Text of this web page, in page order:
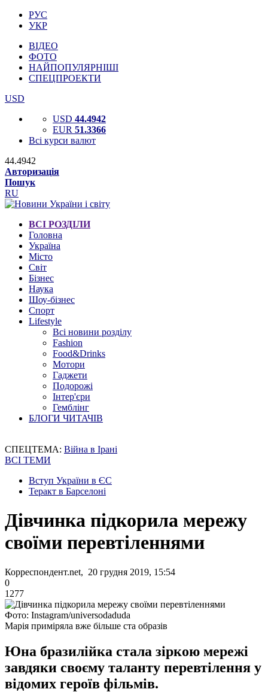
РУС
УКР
ВІДЕО
ФОТО
НАЙПОПУЛЯРНІШІ
СПЕЦПРОЕКТИ
USD
USD 44.4942
EUR 51.3366
Всі курси валют
44.4942
Авторизація
Пошук
RU
ВСІ РОЗДІЛИ
Головна
Україна
Місто
Світ
Бізнес
Наука
Шоу-бізнес
Спорт
Lifestyle
Всі новини розділу
Fashion
Food&Drinks
Мотори
Гаджети
Подорожі
Інтер'єри
Гемблінг
БЛОГИ ЧИТАЧІВ
СПЕЦТЕМА: Війна в Ірані
ВСІ ТЕМИ
Вступ України в ЄС
Теракт в Барселоні
Дівчинка підкорила мережу
своїми перевтіленнями
Корреспондент.net, 20 грудня 2019, 15:54
0
1277
Фото: Instagram/universodaduda
Марія приміряла вже більше ста образів
Юна бразилійка стала зіркою мережі
завдяки своєму таланту перевтілення у
відомих героїв фільмів.